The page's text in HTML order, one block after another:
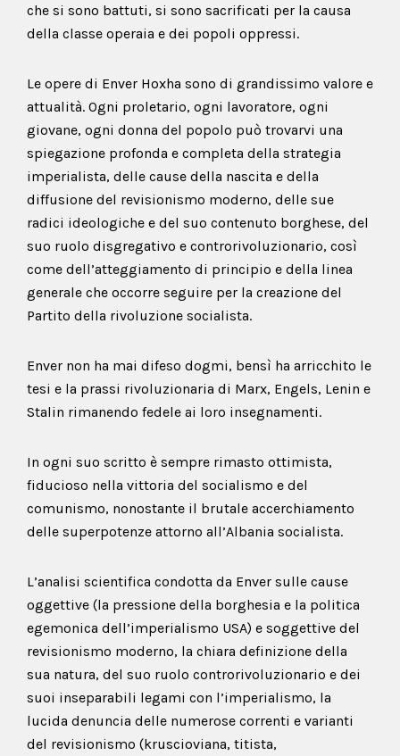
che si sono battuti, si sono sacrificati per la causa
della classe operaia e dei popoli oppressi.
Le opere di Enver Hoxha sono di grandissimo valore e
attualità. Ogni proletario, ogni lavoratore, ogni
giovane, ogni donna del popolo può trovarvi una
spiegazione profonda e completa della strategia
imperialista, delle cause della nascita e della
diffusione del revisionismo moderno, delle sue
radici ideologiche e del suo contenuto borghese, del
suo ruolo disgregativo e controrivoluzionario, così
come dell’atteggiamento di principio e della linea
generale che occorre seguire per la creazione del
Partito della rivoluzione socialista.
Enver non ha mai difeso dogmi, bensì ha arricchito le
tesi e la prassi rivoluzionaria di Marx, Engels, Lenin e
Stalin rimanendo fedele ai loro insegnamenti.
In ogni suo scritto è sempre rimasto ottimista,
fiducioso nella vittoria del socialismo e del
comunismo, nonostante il brutale accerchiamento
delle superpotenze attorno all’Albania socialista.
L’analisi scientifica condotta da Enver sulle cause
oggettive (la pressione della borghesia e la politica
egemonica dell’imperialismo USA) e soggettive del
revisionismo moderno, la chiara definizione della
sua natura, del suo ruolo controrivoluzionario e dei
suoi inseparabili legami con l’imperialismo, la
lucida denuncia delle numerose correnti e varianti
del revisionismo (kruscioviana, titista,